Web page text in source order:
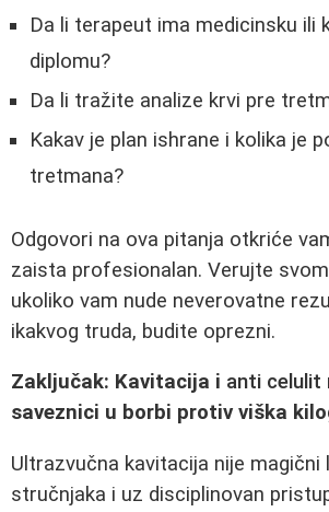
Da li terapeut ima medicinsku ili
diplomu?
Da li tražite analize krvi pre
Kakav je plan ishrane i kolika je
tretmana?
Odgovori na ova pitanja otkriće
zaista profesionalan. Verujte
ukoliko vam nude neverovatne
ikakvog truda, budite oprezni.
Zaključak: Kavitacija i anti celulit
saveznici u borbi protiv viška
Ultrazvučna kavitacija nije magični
stručnjaka i uz disciplinovan